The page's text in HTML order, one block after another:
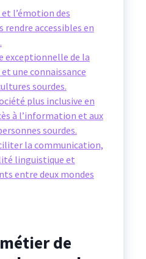
et l’émotion des
rendre accessibles en
exceptionnelle de la
une connaissance
sourdes.
plus inclusive en
à l’information et aux
sourdes.
la communication,
linguistique et
entre deux mondes
de